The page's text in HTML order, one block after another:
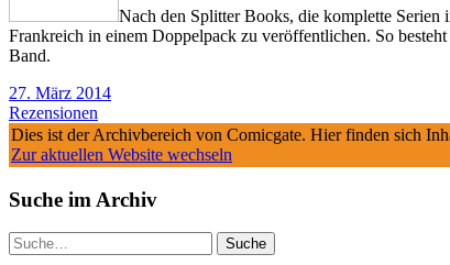
Nach den Splitter Books, die komplette Serien
Frankreich in einem Doppelpack zu veröffentlichen. So
Band.
27. März 2014
Rezensionen
Dies ist der Archivbereich von Comicgate. Hier finden sich
Zur aktuellen Website wechseln
Suche im Archiv
Suche